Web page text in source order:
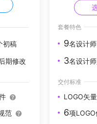
初稿
期修改
范
套餐特色
9名设计
3名设计
交付标准
LOGO矢
6项